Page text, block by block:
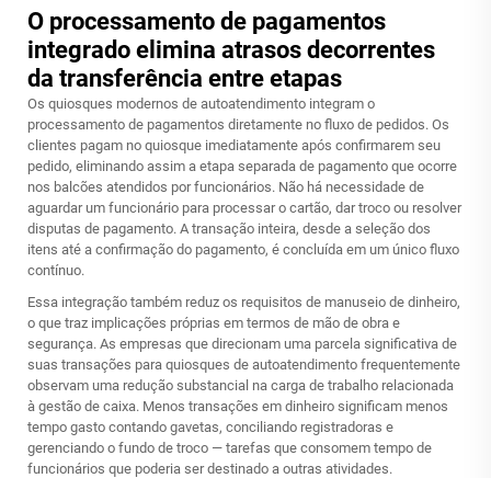
O processamento de pagamentos
integrado elimina atrasos decorrentes
da transferência entre etapas
Os quiosques modernos de autoatendimento integram o
processamento de pagamentos diretamente no fluxo de pedidos. Os
clientes pagam no quiosque imediatamente após confirmarem seu
pedido, eliminando assim a etapa separada de pagamento que ocorre
nos balcões atendidos por funcionários. Não há necessidade de
aguardar um funcionário para processar o cartão, dar troco ou resolver
disputas de pagamento. A transação inteira, desde a seleção dos
itens até a confirmação do pagamento, é concluída em um único fluxo
contínuo.
Essa integração também reduz os requisitos de manuseio de dinheiro,
o que traz implicações próprias em termos de mão de obra e
segurança. As empresas que direcionam uma parcela significativa de
suas transações para quiosques de autoatendimento frequentemente
observam uma redução substancial na carga de trabalho relacionada
à gestão de caixa. Menos transações em dinheiro significam menos
tempo gasto contando gavetas, conciliando registradoras e
gerenciando o fundo de troco — tarefas que consomem tempo de
funcionários que poderia ser destinado a outras atividades.